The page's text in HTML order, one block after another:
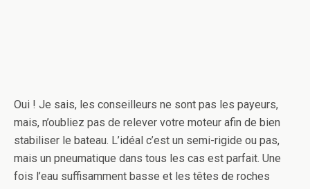
Oui ! Je sais, les conseilleurs ne sont pas les payeurs,
mais, n’oubliez pas de relever votre moteur afin de bien
stabiliser le bateau. L’idéal c’est un semi-rigide ou pas,
mais un pneumatique dans tous les cas est parfait. Une
fois l’eau suffisamment basse et les têtes de roches